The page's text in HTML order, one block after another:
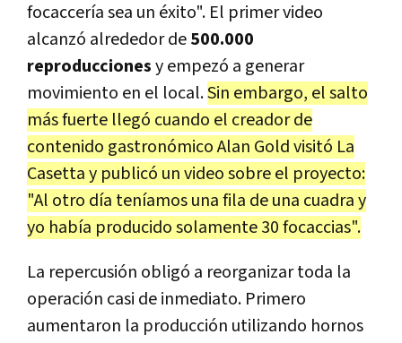
focaccería sea un éxito". El primer video
alcanzó alrededor de500.000
reproduccionesy empezó a generar
movimiento en el local.Sin embargo, el salto
más fuerte llegó cuando el creador de
contenido gastronómico Alan Gold visitó La
Casetta y publicó un video sobre el proyecto:
"Al otro día teníamos una fila de una cuadra y
yo había producido solamente 30 focaccias".
La repercusión obligó a reorganizar toda la
operación casi de inmediato. Primero
aumentaron la producción utilizando hornos